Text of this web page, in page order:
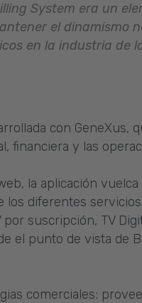
System era un
el dinamismo
en la industria de
con GeneXus,
financiera y las
la aplicación
los diferentes
suscripción, TV
el punto de vista de
comerciales;